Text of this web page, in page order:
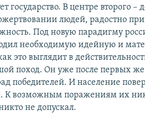
государство. В центре второго
людей, радостно
Под новую парадигму
необходимую идейную и
это выглядит в
поход. Он уже после первых
победителей. И население
К возможным поражениям их
не допускал.